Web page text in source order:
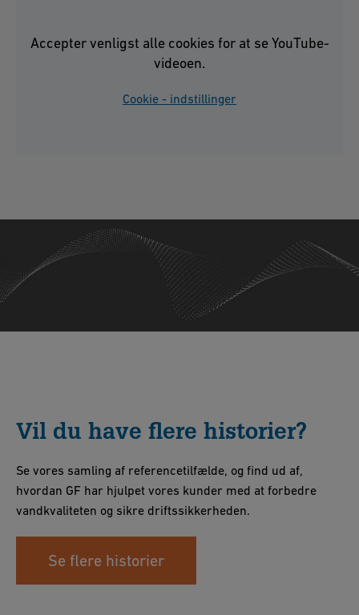
Accepter venligst alle cookies for at se YouTube-
videoen.
Cookie - indstillinger
Vil du have flere historier?
Se vores samling af referencetilfælde, og find ud af,
hvordan GF har hjulpet vores kunder med at forbedre
vandkvaliteten og sikre driftssikkerheden.
Se flere historier